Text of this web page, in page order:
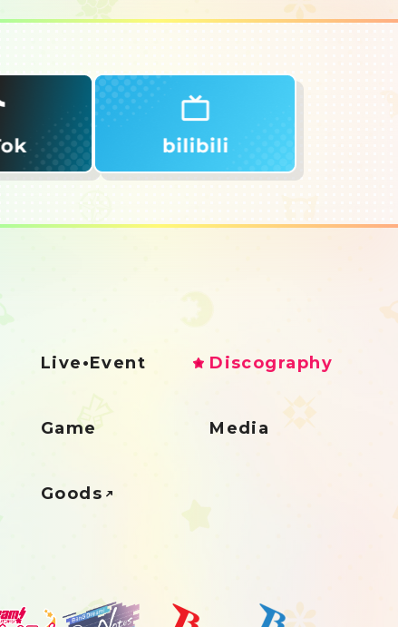
Live•Event Discography
Game Media
Goods